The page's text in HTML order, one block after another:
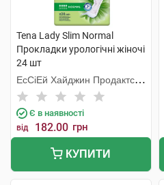
Tena Lady Slim Normal
Прокладки урологічні жіночі
24 шт
ЕсСіЕй Хайджин Продактс
Хугезанд
Є в наявності
від 182.00 грн
КУПИТИ